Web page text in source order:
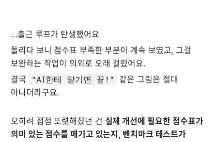
…출근 루프가 탄생했어요
돌리다 보니 점수표 부족한 부분이 계속 보였고, 그걸
보완하는 작업이 의외로 오래 걸렸어요.
결국
"AI한테 맡기면 끝!"
같은 그림은 절대
아니더라구요.
오히려 점점 또렷해졌던 건 실제 개선에 필요한 점수표가
의미 있는 점수를 매기고 있는지, 벤치마크 테스트가